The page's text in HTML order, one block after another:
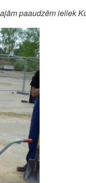
paaudzēm ieliek